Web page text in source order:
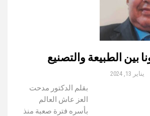
بين الطبيعة والتصنيع
يناير 13, 2024
بقلم الدكتور مدحت
العز عاش العالم
بأسره فترة صعبة منذ